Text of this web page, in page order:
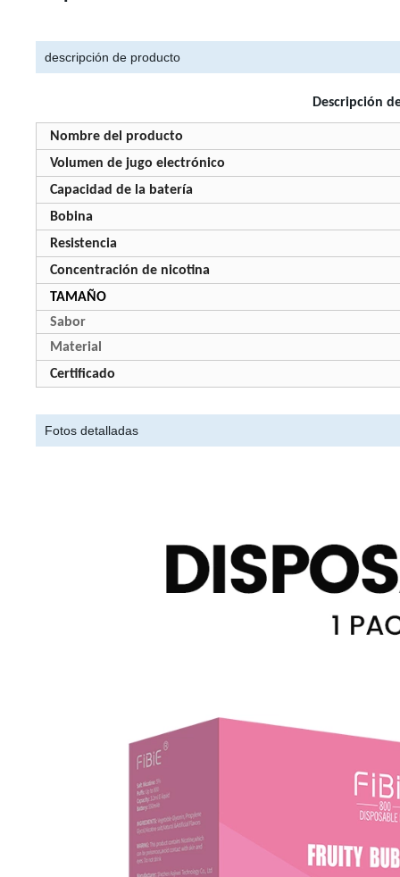
descripción de producto
Descripción
Nombre del producto
Volumen de jugo electrónico
Capacidad de la batería
Bobina
Resistencia
Concentración de nicotina
TAMAÑO
Sabor
Material
Certificado
Fotos detalladas